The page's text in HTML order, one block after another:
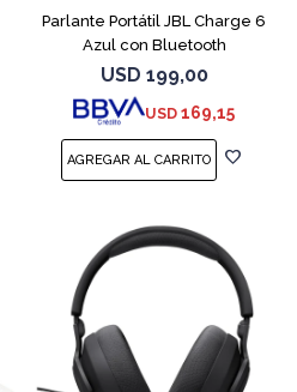
Parlante Portátil JBL Charge 6
Azul con Bluetooth
USD 199,00
USD 169,15